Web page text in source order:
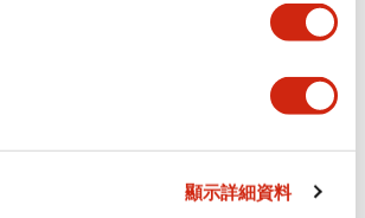
顯示詳細資料